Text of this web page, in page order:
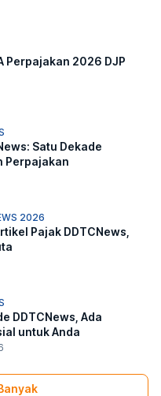
Perpajakan 2026 DJP
Satu Dekade
Perpajakan
2026
Pajak DDTCNews,
DDTCNews, Ada
untuk Anda